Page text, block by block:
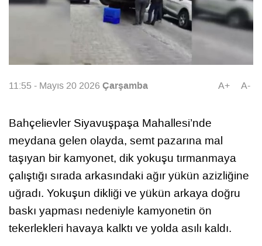
11:55 - Mayıs 20 2026 Çarşamba A+ A-
Bahçelievler Siyavuşpaşa Mahallesi’nde
meydana gelen olayda, semt pazarına mal
taşıyan bir kamyonet, dik yokuşu tırmanmaya
çalıştığı sırada arkasındaki ağır yükün azizliğine
uğradı. Yokuşun dikliği ve yükün arkaya doğru
baskı yapması nedeniyle kamyonetin ön
tekerlekleri havaya kalktı ve yolda asılı kaldı.